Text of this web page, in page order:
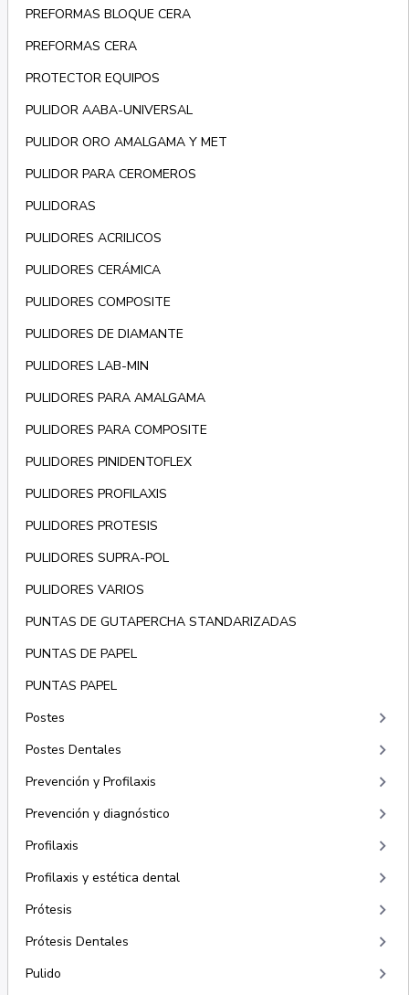
PREFORMAS BLOQUE CERA
PREFORMAS CERA
PROTECTOR EQUIPOS
PULIDOR AABA-UNIVERSAL
PULIDOR ORO AMALGAMA Y MET
PULIDOR PARA CEROMEROS
PULIDORAS
PULIDORES ACRILICOS
PULIDORES CERÁMICA
PULIDORES COMPOSITE
PULIDORES DE DIAMANTE
PULIDORES LAB-MIN
PULIDORES PARA AMALGAMA
PULIDORES PARA COMPOSITE
PULIDORES PINIDENTOFLEX
PULIDORES PROFILAXIS
PULIDORES PROTESIS
PULIDORES SUPRA-POL
PULIDORES VARIOS
PUNTAS DE GUTAPERCHA STANDARIZADAS
PUNTAS DE PAPEL
PUNTAS PAPEL
Postes
keyboard_arrow_right
Postes Dentales keyboard_arrow_right
Prevención y Profilaxis keyboard_arrow_right
Prevención y diagnóstico keyboard_arrow_right
Profilaxis keyboard_arrow_right
Profilaxis y estética dental keyboard_arrow_right
Prótesis keyboard_arrow_right
Prótesis Dentales keyboard_arrow_right
Pulido keyboard_arrow_right